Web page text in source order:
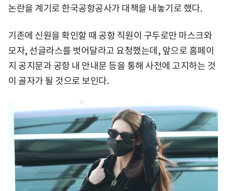
논란을 계기로 한국공항공사가 대책을 내놓기로 했다.
기존에 신원을 확인할 때 공항 직원이 구두로만 마스크와
모자, 선글라스를 벗어달라고 요청했는데, 앞으로 홈페이
지 공지문과 공항 내 안내문 등을 통해 사전에 고지하는 것
이 골자가 될 것으로 보인다.